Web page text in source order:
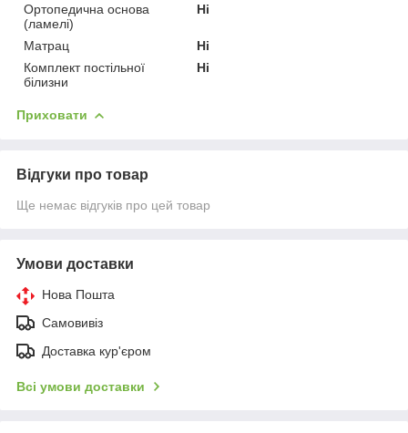
Ортопедична основа
(ламелі)
Ні
Матрац
Ні
Комплект постільної
білизни
Ні
Приховати
Відгуки про товар
Ще немає відгуків про цей товар
Умови доставки
Нова Пошта
Самовивіз
Доставка кур'єром
Всі умови доставки